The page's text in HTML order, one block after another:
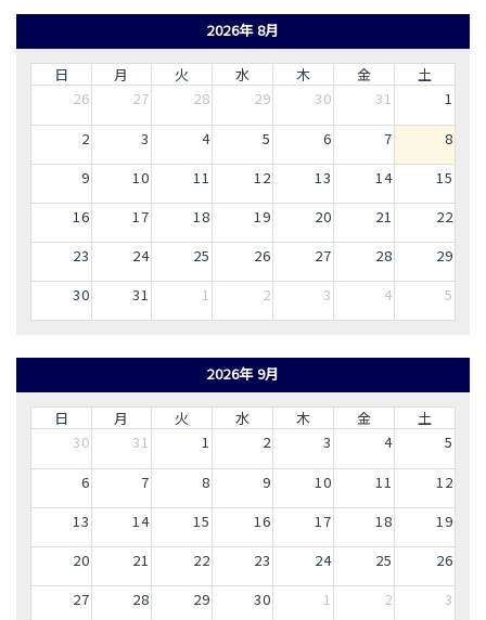
2026年 8月
日 月 火 水 木 金
土
26
27 28 29 30 31
1
2
3 4 5 6 7
8
9
10 11 12 13 14
15
16
17 18 19 20 21
22
23
24 25 26 27 28
29
30
31 1 2 3 4 5
2026年 9月
日 月 火 水 木 金
土
30
31 1 2 3 4
5
6
7 8 9 10 11
12
13
14 15 16 17 18
19
20
21 22 23 24 25
26
27
28 29 30 1 2
3